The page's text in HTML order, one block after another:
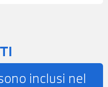
- POSSIBILITA'
DI PERMUTA -
O
inclusi nel